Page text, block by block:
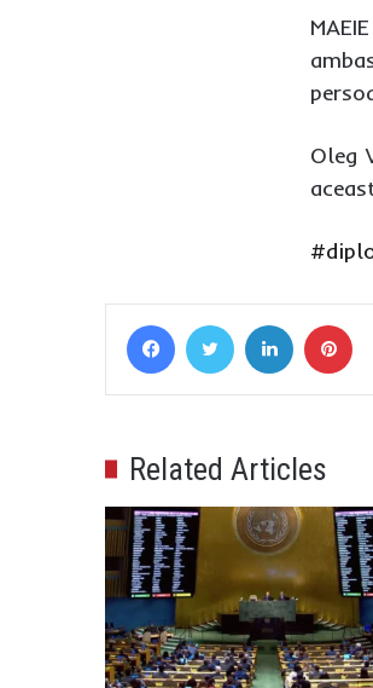
Oleg
FacebookTwitter LinkedIn
Related Articles